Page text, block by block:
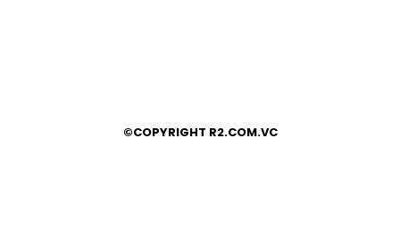
©COPYRIGHT R2.COM.VC